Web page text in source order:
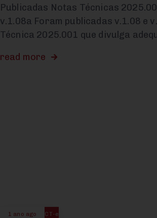
Publicadas Notas Técnicas
v.1.08a Foram publicadas v.1.08 e
Técnica 2025.001 que divulga
read more
1 ano ago CT-e